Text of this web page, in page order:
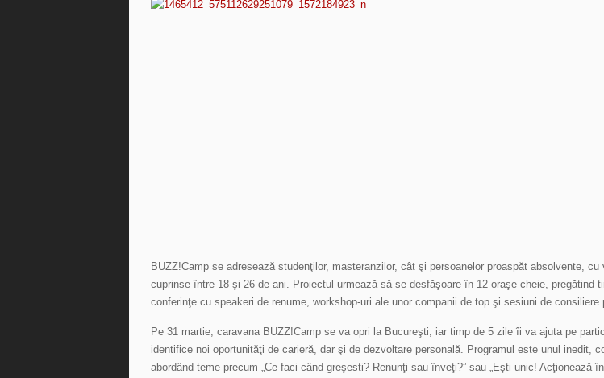
BUZZ!Camp se adresează studenţilor, masteranzilor, cât şi persoanelor proaspăt absolvente, cu
cuprinse între 18 şi 26 de ani. Proiectul urmează să se desfăşoare în 12 oraşe cheie, pregătind
conferinţe cu speakeri de renume, workshop-uri ale unor companii de top şi sesiuni de consiliere
Pe 31 martie, caravana BUZZ!Camp se va opri la Bucureşti, iar timp de 5 zile îi va ajuta pe
identifice noi oportunităţi de carieră, dar şi de dezvoltare personală. Programul este unul inedit,
abordând teme precum „Ce faci când greşesti? Renunţi sau înveţi?” sau „Eşti unic! Acţionează în